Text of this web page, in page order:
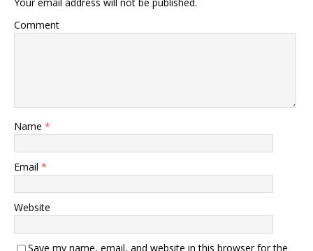
Comment
Name *
Email *
Website
Save my name, email, and website in this browser for the